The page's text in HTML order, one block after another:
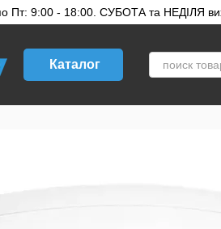
9:00 - 18:00. СУБОТА та НЕДІЛЯ
Каталог